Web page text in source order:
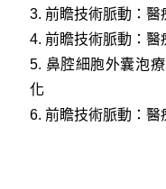
3. 前瞻技術脈動：醫
4. 前瞻技術脈動：醫
5. 鼻腔細胞外囊泡
化
6. 前瞻技術脈動：醫